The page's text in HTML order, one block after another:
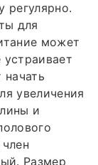
регулярно.
для
может
увеличения
и
Размер